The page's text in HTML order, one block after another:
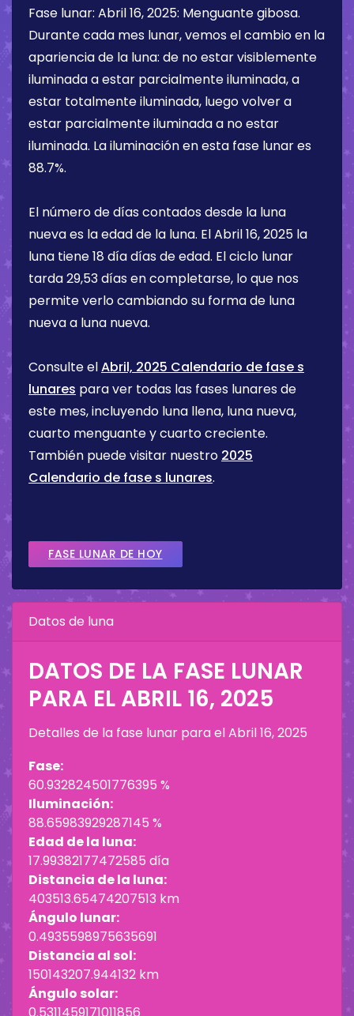
Fase lunar: Abril 16, 2025: Menguante gibosa.
Durante cada mes lunar, vemos el cambio en la
apariencia de la luna: de no estar visiblemente
iluminada a estar parcialmente iluminada, a
estar totalmente iluminada, luego volver a
estar parcialmente iluminada a no estar
iluminada. La iluminación en esta fase lunar es
88.7%.
El número de días contados desde la luna
nueva es la edad de la luna. ElAbril 16, 2025 la
luna tiene18 díadías de edad. El ciclo lunar
tarda 29,53 días en completarse, lo que nos
permite verlo cambiando su forma de luna
nueva a luna nueva.
Consulte elAbril, 2025 Calendario de fase s
lunares para ver todas las fases lunares de
este mes, incluyendo luna llena, luna nueva,
cuarto menguante y cuarto creciente.
También puede visitar nuestro 2025
Calendario de fase s lunares.
FASE LUNAR DE HOY
Datos de luna
DATOS DE LA FASE LUNAR
PARA EL ABRIL 16, 2025
Detalles de la fase lunar para elAbril 16, 2025
Fase:
60.932824501776395 %
Iluminación:
88.65983929287145 %
Edad de la luna:
17.99382177472585 día
Distancia de la luna:
403513.65474207513 km
Ángulo lunar:
0.4935598975635691
Distancia al sol:
150143207.944132 km
Ángulo solar: